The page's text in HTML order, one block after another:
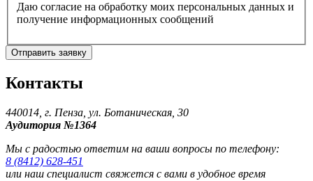
Даю согласие на обработку моих персональных данных и
получение информационных сообщений
Отправить заявку
Контакты
440014, г. Пенза, ул. Ботаническая, 30
Аудитория №1364
Мы с радостью ответим на ваши вопросы по телефону:
8 (8412) 628-451
или наш специалист свяжется с вами в удобное время